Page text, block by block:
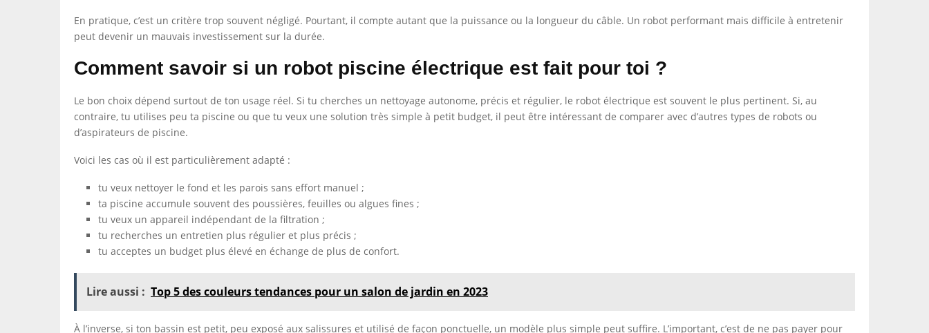
En pratique, c’est un critère trop souvent négligé. Pourtant, il compte autant que la puissance ou la longueur du câble. Un robot performant mais difficile à entretenir
peut devenir un mauvais investissement sur la durée.
Comment savoir si un robot piscine électrique est fait pour toi ?
Le bon choix dépend surtout de ton usage réel. Si tu cherches un nettoyage autonome, précis et régulier, le robot électrique est souvent le plus pertinent. Si, au
contraire, tu utilises peu ta piscine ou que tu veux une solution très simple à petit budget, il peut être intéressant de comparer avec d’autres types de robots ou
d’aspirateurs de piscine.
Voici les cas où il est particulièrement adapté :
tu veux nettoyer le fond et les parois sans effort manuel ;
ta piscine accumule souvent des poussières, feuilles ou algues fines ;
tu veux un appareil indépendant de la filtration ;
tu recherches un entretien plus régulier et plus précis ;
tu acceptes un budget plus élevé en échange de plus de confort.
Lire aussi : Top 5 des couleurs tendances pour un salon de jardin en 2023
À l’inverse, si ton bassin est petit, peu exposé aux salissures et utilisé de façon ponctuelle, un modèle plus simple peut suffire. L’important, c’est de ne pas payer pour